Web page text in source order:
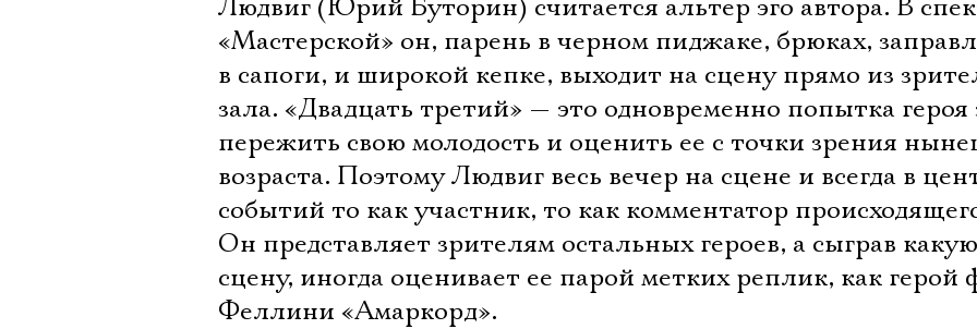
Людвиг (Юрий Буторин) считается альтер эго автора. В
«Мастерской» он, парень в черном пиджаке, брюках,
в сапоги, и широкой кепке, выходит на сцену прямо из
зала. «Двадцать третий» — это одновременно попытка героя
пережить свою молодость и оценить ее с точки зрения
возраста. Поэтому Людвиг весь вечер на сцене и всегда в
событий то как участник, то как комментатор
Он представляет зрителям остальных героев, а сыграв
сцену, иногда оценивает ее парой метких реплик, как герой
Феллини «Амаркорд».
Имя
Ознакомиться